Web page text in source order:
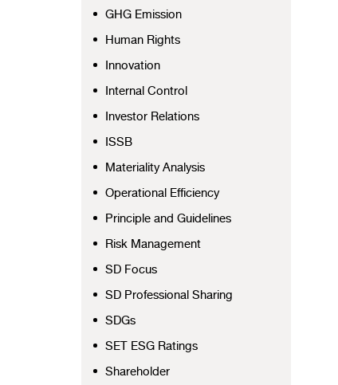
GHG Emission
Human Rights
Innovation
Internal Control
Investor Relations
ISSB
Materiality Analysis
Operational Efficiency
Principle and Guidelines
Risk Management
SD Focus
SD Professional Sharing
SDGs
SET ESG Ratings
Shareholder